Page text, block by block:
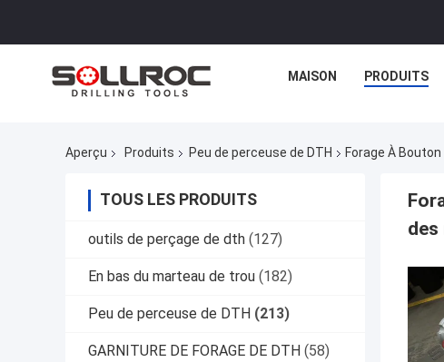
MAISON PRODUITS
Aperçu Produits Peu de perceuse de DTH Forage À
TOUS LES PRODUITS
outils de perçage de dth (127)
En bas du marteau de trou (182)
Peu de perceuse de DTH (213)
GARNITURE DE FORAGE DE DTH (58)
des